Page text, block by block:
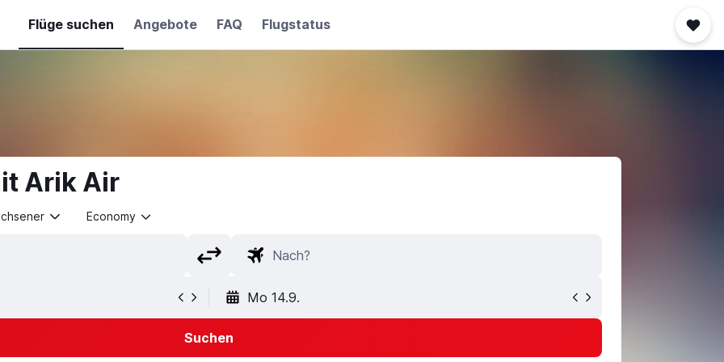
Flüge suchen Angebote FAQ Flugstatus
Arik Air
Economy
Mo 14.9.
Suchen